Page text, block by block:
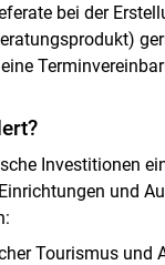
bei der
Investitionen
und
Tourismus und